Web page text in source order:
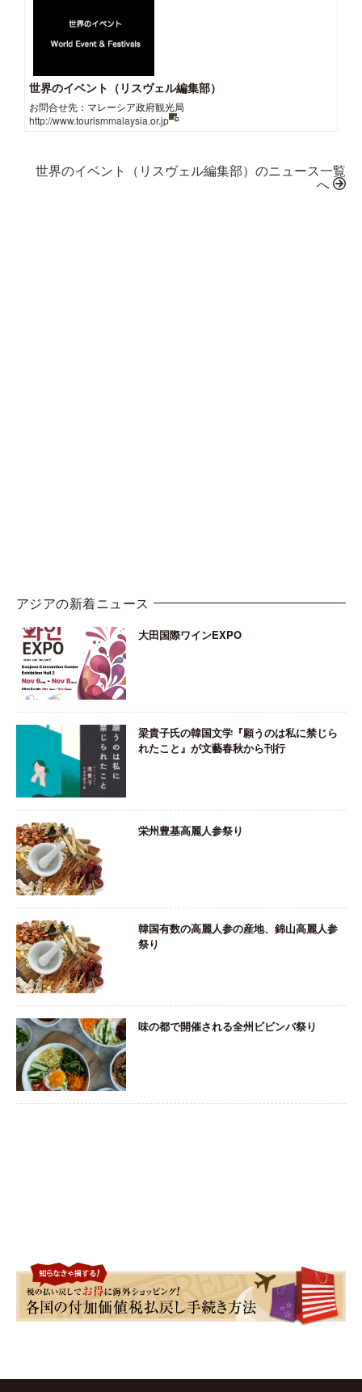
世界のイベント（リスヴェル編集部）
お問合せ先：マレーシア政府観光局
http://www.tourismmalaysia.or.jp
世界のイベント（リスヴェル編集部）のニュース一覧
へ
アジアの新着ニュース
大田国際ワインEXPO
梁貴子氏の韓国文学『願うのは私に禁じら
れたこと』が文藝春秋から刊行
栄州豊基高麗人参祭り
韓国有数の高麗人参の産地、錦山高麗人参
祭り
味の都で開催される全州ビビンバ祭り